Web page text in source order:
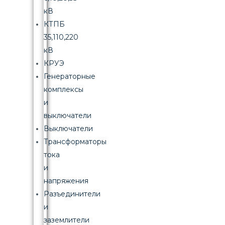
кВ
КТПБ
35,110,220
кВ
КРУЭ
Генераторные
комплексы
и
выключатели
Выключатели
Трансформаторы
тока
и
напряжения
Разъединители
и
заземлители